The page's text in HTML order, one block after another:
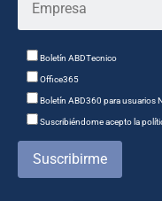
Boletín ABDTecnico
Office365
Boletín ABD360 para usuarios
Suscribiéndome acepto la
Suscribirme